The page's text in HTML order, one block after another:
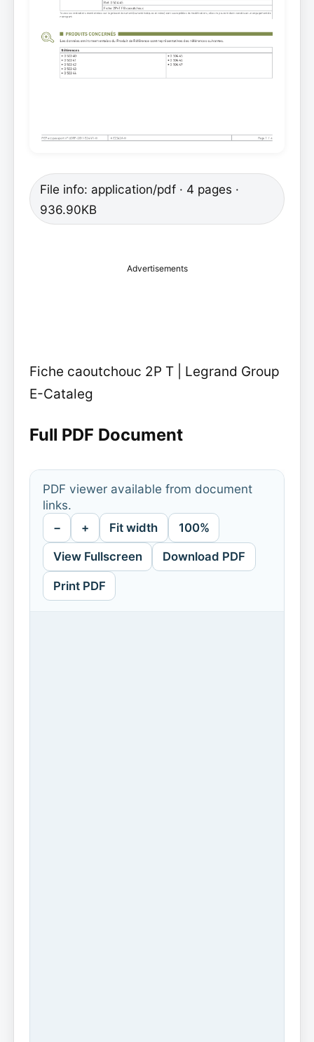
File info: application/pdf · 4 pages ·
936.90KB
Advertisements
Fiche caoutchouc 2P T | Legrand Group
E-Cataleg
Full PDF Document
PDF viewer available from document
links.
− + Fit width 100%
View Fullscreen Download PDF
Print PDF